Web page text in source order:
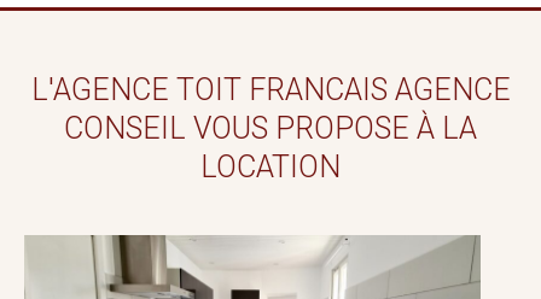
L'AGENCE TOIT FRANCAIS AGENCE
CONSEIL VOUS PROPOSE À LA
LOCATION